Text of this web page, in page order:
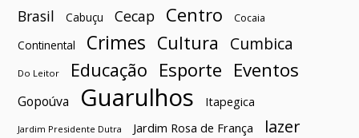
Brasil Cabuçu Cecap Centro Cocaia
Continental Crimes Cultura Cumbica
Do Leitor Educação Esporte Eventos
Gopoúva Guarulhos Itapegica
Jardim Presidente Dutra Jardim Rosa de França lazer